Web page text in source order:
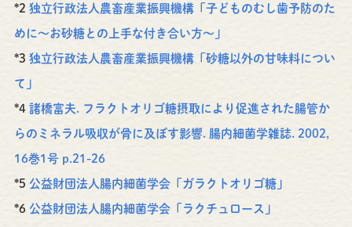
*2 独立行政法人農畜産業振興機構「子どものむし歯予防のた
めに～お砂糖との上手な付き合い方～」
*3 独立行政法人農畜産業振興機構「砂糖以外の甘味料につい
て」
*4 諸橋富夫. フラクトオリゴ糖摂取により促進された腸管か
らのミネラル吸収が骨に及ぼす影響. 腸内細菌学雑誌. 2002,
16巻1号 p.21-26
*5 公益財団法人腸内細菌学会「ガラクトオリゴ糖」
*6 公益財団法人腸内細菌学会「ラクチュロース」